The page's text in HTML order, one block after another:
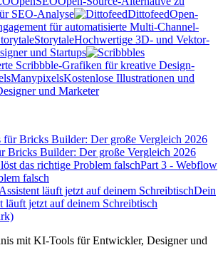
SEO-Analyse
DittofeedOpen-
für automatisierte Multi-Channel-
StorytaleHochwertige 3D- und Vektor-
und Startups
Scribbble-Grafiken für kreative Design-
ManypixelsKostenlose Illustrationen und
und Marketer
Bricks Builder: Der große Vergleich 2026
Part 3 - Webflow
falsch
Dein
jetzt auf deinem Schreibtisch
mit KI-Tools für Entwickler, Designer und